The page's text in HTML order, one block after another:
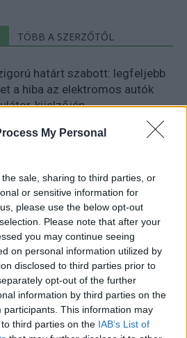
My Personal
sale, sharing to third parties, or
or sensitive information for
please use the below opt-out
Please note that after your
you may continue seeing
on personal information utilized by
disclosed to third parties prior to
opt-out of the further
information by third parties on the
participants. This information may
third parties on the IAB’s List of
TÖBB A SZERZŐTŐL
határt szabott: legfeljebb
a hiba az elektromos autók
kijelzőjén
átlépte a 100 ezres
450 kilométer hatótáv –
harcba a Xpeng új
autója Európában